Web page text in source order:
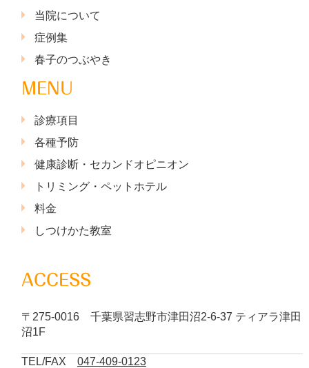
当院について
症例集
春子のつぶやき
MENU
診療項目
各種予防
健康診断・セカンドオピニオン
トリミング・ペットホテル
料金
しつけかた教室
ACCESS
〒275-0016 千葉県習志野市津田沼2-6-37 ティアラ津田
沼1F
TEL/FAX 047-409-0123